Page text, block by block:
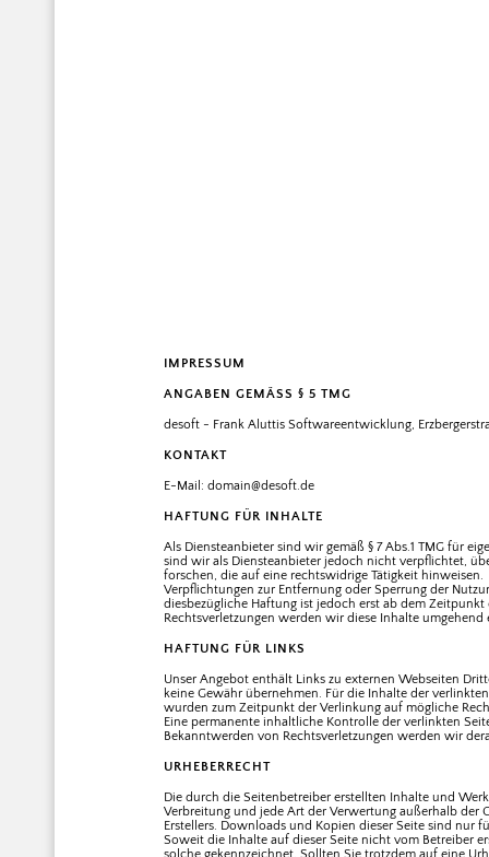
IMPRESSUM
ANGABEN GEMÄSS § 5 TMG
desoft - Frank Aluttis Softwareentwicklung,
KONTAKT
E-Mail: domain@desoft.de
HAFTUNG FÜR INHALTE
Als Diensteanbieter sind wir gemäß § 7 Abs.1 TMG für
sind wir als Diensteanbieter jedoch nicht verpflichtet,
forschen, die auf eine rechtswidrige Tätigkeit hinweisen.
Verpflichtungen zur Entfernung oder Sperrung der
diesbezügliche Haftung ist jedoch erst ab dem
Rechtsverletzungen werden wir diese Inhalte umgehend
HAFTUNG FÜR LINKS
Unser Angebot enthält Links zu externen Webseiten
keine Gewähr übernehmen. Für die Inhalte der
wurden zum Zeitpunkt der Verlinkung auf mögliche
Eine permanente inhaltliche Kontrolle der verlinkten
Bekanntwerden von Rechtsverletzungen werden wir
URHEBERRECHT
Die durch die Seitenbetreiber erstellten Inhalte und
Verbreitung und jede Art der Verwertung außerhalb der
Erstellers. Downloads und Kopien dieser Seite sind nur
Soweit die Inhalte auf dieser Seite nicht vom Betreiber